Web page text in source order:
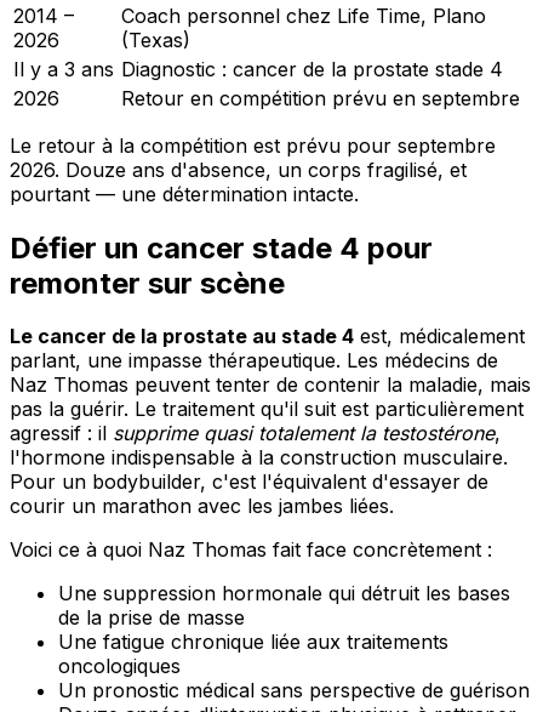
2014 –
2026
Coach personnel chez Life Time, Plano
(Texas)
Il y a 3 ans Diagnostic : cancer de la prostate stade 4
2026
Retour en compétition prévu en septembre
Le retour à la compétition est prévu pour septembre
2026. Douze ans d'absence, un corps fragilisé, et
pourtant — une détermination intacte.
Défier un cancer stade 4 pour
remonter sur scène
Le cancer de la prostate au stade 4 est, médicalement
parlant, une impasse thérapeutique. Les médecins de
Naz Thomas peuvent tenter de contenir la maladie, mais
pas la guérir. Le traitement qu'il suit est particulièrement
agressif : il supprime quasi totalement la testostérone,
l'hormone indispensable à la construction musculaire.
Pour un bodybuilder, c'est l'équivalent d'essayer de
courir un marathon avec les jambes liées.
Voici ce à quoi Naz Thomas fait face concrètement :
Une suppression hormonale qui détruit les bases
de la prise de masse
Une fatigue chronique liée aux traitements
oncologiques
Un pronostic médical sans perspective de guérison